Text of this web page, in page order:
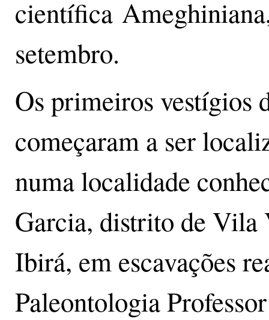
científica
setembro.
Os primeiros vestígios
começaram a ser
numa localidade
Garcia, distrito de Vila
Ibirá, em escavações
Paleontologia